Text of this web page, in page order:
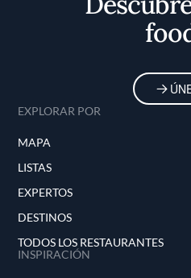
EXPLORAR POR
MAPA
LISTAS
EXPERTOS
DESTINOS
TODOS LOS RESTAURANTES
INSPIRACIÓN